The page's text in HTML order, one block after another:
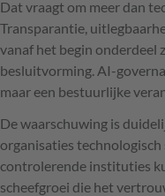
Dat vraagt om meer dan
Transparantie,
vanaf het begin onderdeel
besluitvorming. AI-
maar een bestuurlijke
De waarschuwing is
organisaties
controlerende instituties
scheefgroei die het